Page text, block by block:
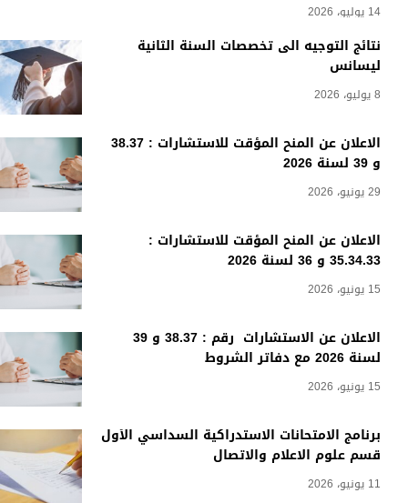
14 يوليو، 2026
نتائج التوجيه الى تخصصات السنة الثانية
ليسانس
8 يوليو، 2026
الاعلان عن المنح المؤقت للاستشارات : 38.37
و 39 لسنة 2026
29 يونيو، 2026
الاعلان عن المنح المؤقت للاستشارات :
35.34.33 و 36 لسنة 2026
15 يونيو، 2026
الاعلان عن الاستشارات رقم : 38.37 و 39
لسنة 2026 مع دفاتر الشروط
15 يونيو، 2026
برنامج الامتحانات الاستدراكية السداسي الأول
قسم علوم الاعلام والاتصال
11 يونيو، 2026